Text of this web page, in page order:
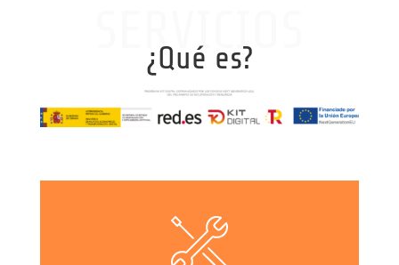
SERVICIOS
¿Qué es?